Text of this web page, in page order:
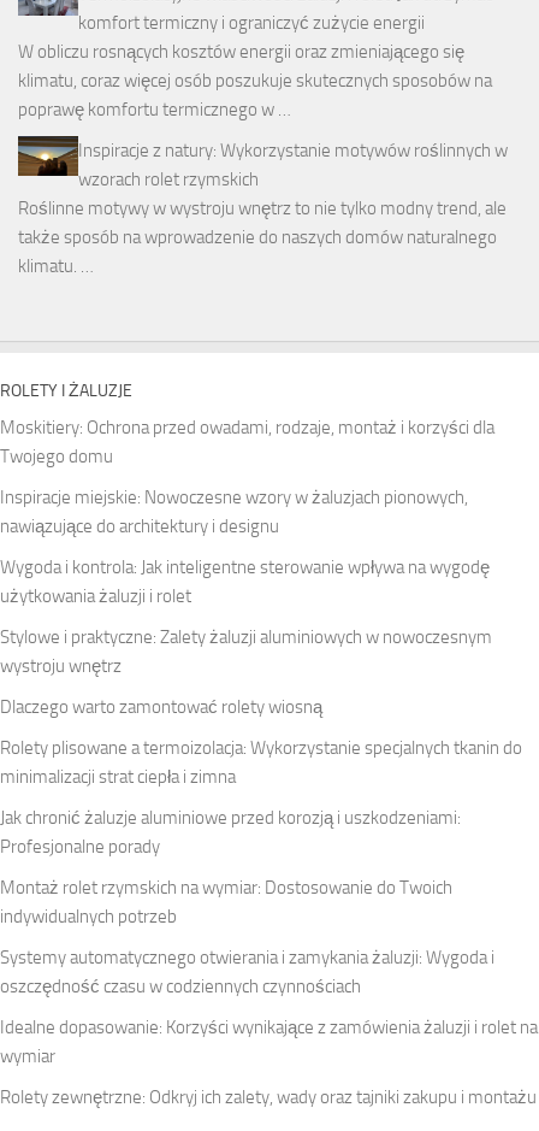
komfort termiczny i ograniczyć zużycie energii
W obliczu rosnących kosztów energii oraz zmieniającego się
klimatu, coraz więcej osób poszukuje skutecznych sposobów na
poprawę komfortu termicznego w …
Inspiracje z natury: Wykorzystanie motywów roślinnych w
wzorach rolet rzymskich
Roślinne motywy w wystroju wnętrz to nie tylko modny trend, ale
także sposób na wprowadzenie do naszych domów naturalnego
klimatu. …
ROLETY I ŻALUZJE
Moskitiery: Ochrona przed owadami, rodzaje, montaż i korzyści dla
Twojego domu
Inspiracje miejskie: Nowoczesne wzory w żaluzjach pionowych,
nawiązujące do architektury i designu
Wygoda i kontrola: Jak inteligentne sterowanie wpływa na wygodę
użytkowania żaluzji i rolet
Stylowe i praktyczne: Zalety żaluzji aluminiowych w nowoczesnym
wystroju wnętrz
Dlaczego warto zamontować rolety wiosną
Rolety plisowane a termoizolacja: Wykorzystanie specjalnych tkanin do
minimalizacji strat ciepła i zimna
Jak chronić żaluzje aluminiowe przed korozją i uszkodzeniami:
Profesjonalne porady
Montaż rolet rzymskich na wymiar: Dostosowanie do Twoich
indywidualnych potrzeb
Systemy automatycznego otwierania i zamykania żaluzji: Wygoda i
oszczędność czasu w codziennych czynnościach
Idealne dopasowanie: Korzyści wynikające z zamówienia żaluzji i rolet na
wymiar
Rolety zewnętrzne: Odkryj ich zalety, wady oraz tajniki zakupu i montażu